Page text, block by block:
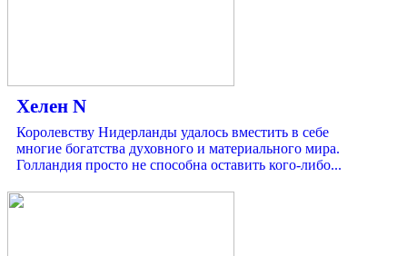
Хелен N
Королевству Нидерланды удалось вместить в себе
многие богатства духовного и материального мира.
Голландия просто не способна оставить кого-либо...